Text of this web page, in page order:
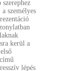
személyes
kerül a
lépés